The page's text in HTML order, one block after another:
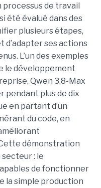
de travail
été évalué dans des
plusieurs étapes,
d’adapter ses actions
L’un des exemples
le développement
Qwen 3.8-Max
pendant plus de dix
en partant d’un
du code, en
démonstration
: le
de fonctionner
la simple production